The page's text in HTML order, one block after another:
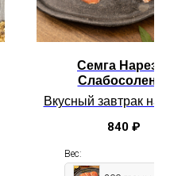
Семга Нарезка
Слабосоленая
Вкусный завтрак на
минимум соли.
840 ₽
Вес: